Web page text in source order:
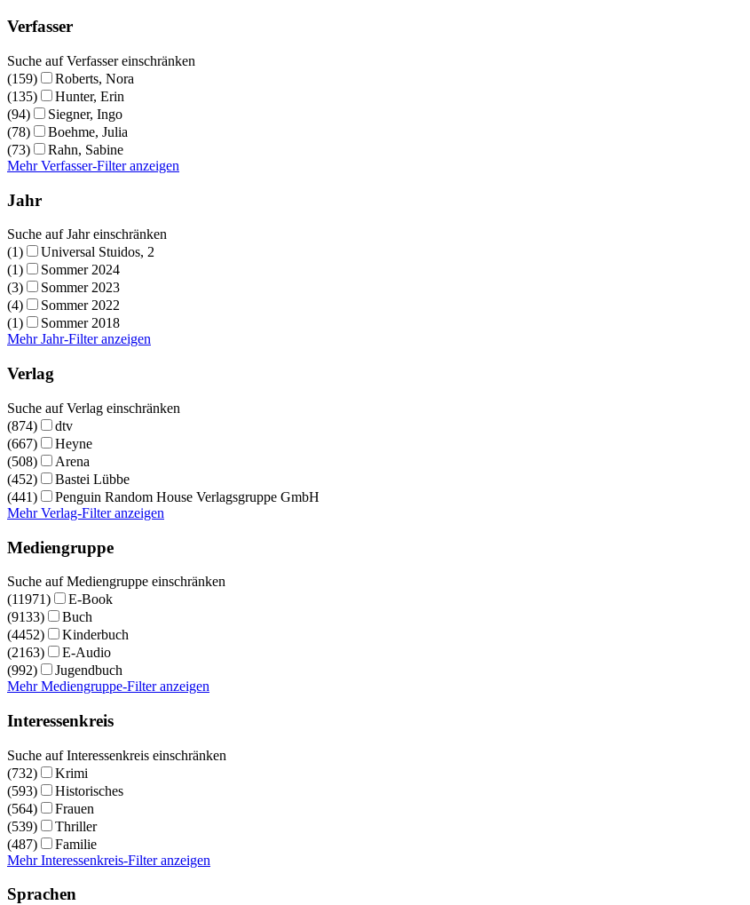
Verfasser
Suche auf Verfasser einschränken
(159)
Roberts, Nora
(135)
Hunter, Erin
(94)
Siegner, Ingo
(78)
Boehme, Julia
(73)
Rahn, Sabine
Mehr Verfasser-Filter anzeigen
Jahr
Suche auf Jahr einschränken
(1)
Universal Stuidos, 2
(1)
Sommer 2024
(3)
Sommer 2023
(4)
Sommer 2022
(1)
Sommer 2018
Mehr Jahr-Filter anzeigen
Verlag
Suche auf Verlag einschränken
(874)
dtv
(667)
Heyne
(508)
Arena
(452)
Bastei Lübbe
(441)
Penguin Random House Verlagsgruppe GmbH
Mehr Verlag-Filter anzeigen
Mediengruppe
Suche auf Mediengruppe einschränken
(11971)
E-Book
(9133)
Buch
(4452)
Kinderbuch
(2163)
E-Audio
(992)
Jugendbuch
Mehr Mediengruppe-Filter anzeigen
Interessenkreis
Suche auf Interessenkreis einschränken
(732)
Krimi
(593)
Historisches
(564)
Frauen
(539)
Thriller
(487)
Familie
Mehr Interessenkreis-Filter anzeigen
Sprachen